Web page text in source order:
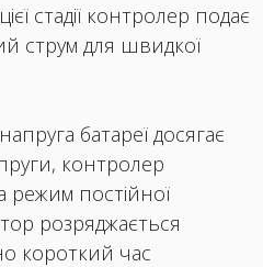
стадії контролер подає
струм для швидкої
батареї досягає
контролер
режим постійної
розряджається
короткий час